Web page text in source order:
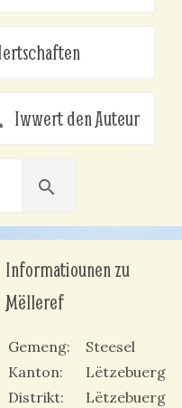
Iwwert den Auteur
search
Informatiounen zu
Mëlleref
Gemeng
Steesel
Kanton
Lëtzebuerg
Distrikt
Lëtzebuerg